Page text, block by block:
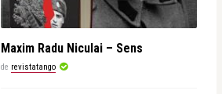
Maxim Radu Niculai – Sens
de revistatango